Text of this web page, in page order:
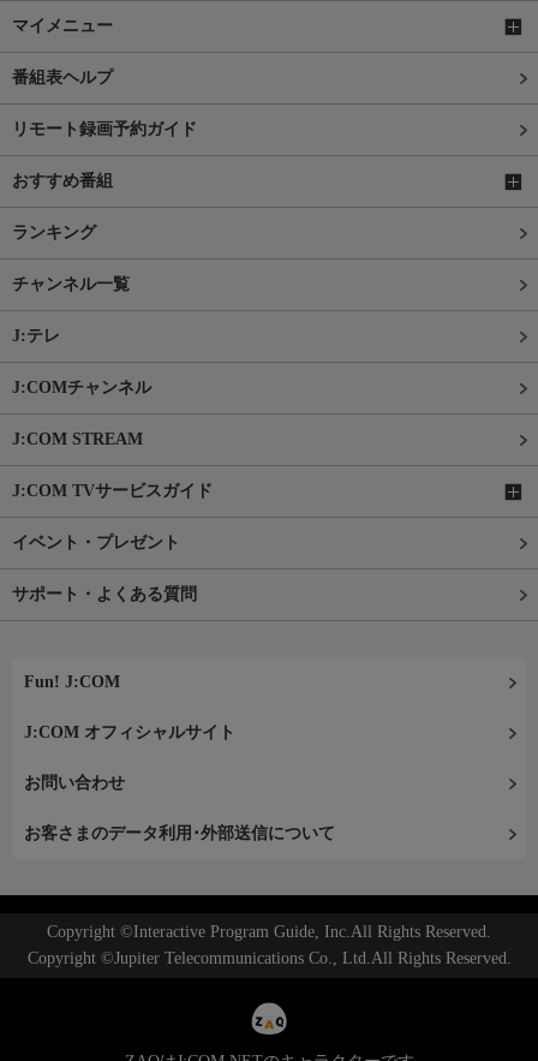
マイメニュー
番組表ヘルプ
リモート録画予約ガイド
おすすめ番組
ランキング
チャンネル一覧
J:テレ
J:COMチャンネル
J:COM STREAM
J:COM TVサービスガイド
イベント・プレゼント
サポート・よくある質問
Fun! J:COM
J:COM オフィシャルサイト
お問い合わせ
お客さまのデータ利用･外部送信について
Copyright ©Interactive Program Guide, Inc.All Rights Reserved.
Copyright ©Jupiter Telecommunications Co., Ltd.All Rights Reserved.